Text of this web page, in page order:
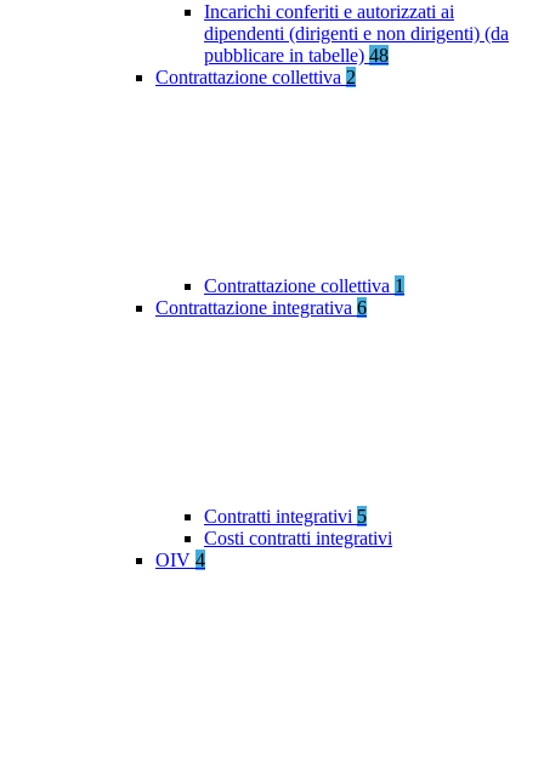
Incarichi conferiti e autorizzati ai
dipendenti (dirigenti e non dirigenti) (da
pubblicare in tabelle) 48
Contrattazione collettiva 2
Contrattazione collettiva 1
Contrattazione integrativa 6
Contratti integrativi 5
Costi contratti integrativi
OIV 4